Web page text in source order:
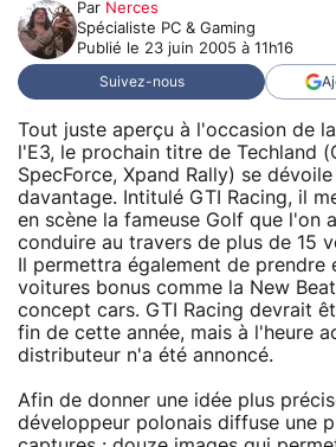
Par Nerces
Spécialiste PC & Gaming
Publié le 23 juin 2005 à 11h16
Suivez-nous
Tout juste aperçu à l'occasion de
l'E3, le prochain titre de Techland
SpecForce, Xpand Rally) se
davantage. Intitulé GTI Racing, il
en scène la fameuse Golf que l'on
conduire au travers de plus de 15
Il permettra également de prendre
voitures bonus comme la New
concept cars. GTI Racing devrait
fin de cette année, mais à l'heure
distributeur n'a été annoncé.
Afin de donner une idée plus
développeur polonais diffuse une